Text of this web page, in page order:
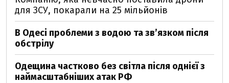
для ЗСУ, покарали на 25 мільйонів
В Одесі проблеми з водою та звʼязком після
обстрілу
Одещина частково без світла після однієї з
наймасштабніших атак РФ